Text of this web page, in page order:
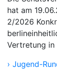
hat am
2/2026
Vertretung
› Jugend-